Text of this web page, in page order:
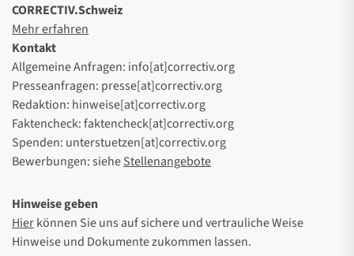
CORRECTIV.Schweiz
Mehr erfahren
Kontakt
Allgemeine Anfragen: info[at]correctiv.org
Presseanfragen: presse[at]correctiv.org
Redaktion: hinweise[at]correctiv.org
Faktencheck: faktencheck[at]correctiv.org
Spenden: unterstuetzen[at]correctiv.org
Bewerbungen: sieheStellenangebote
Hinweise geben
Hierkönnen Sie uns auf sichere und vertrauliche Weise
Hinweise und Dokumente zukommen lassen.